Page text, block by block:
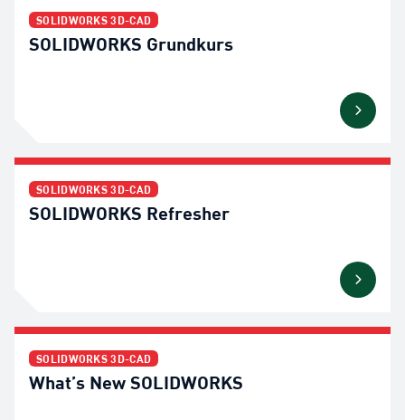
SOLIDWORKS 3D-CAD
SOLIDWORKS Grundkurs
SOLIDWORKS 3D-CAD
SOLIDWORKS Refresher
SOLIDWORKS 3D-CAD
What’s New SOLIDWORKS